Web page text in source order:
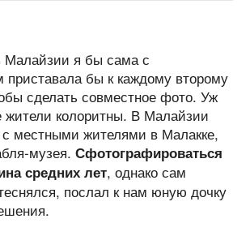
Малайзии я бы сама с
приставала бы к каждому второму
сделать совместное фото. Уж
жители колоритны. В Малайзии
местными жителями в Малакке,
музея. Сфотографироваться
средних лет, однако сам
послал к нам юную дочку